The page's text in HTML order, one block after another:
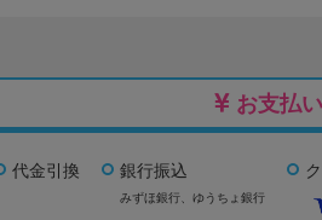
お支払
代金引換 銀行振込
みずほ銀行、 ゆうちょ銀行